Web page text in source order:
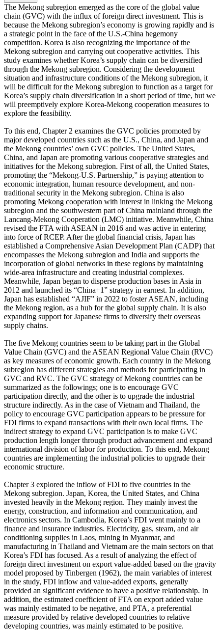
The Mekong subregion emerged as the core of the global value
chain (GVC) with the influx of foreign direct investment. This is
because the Mekong subregion’s economy is growing rapidly and is
a strategic point in the face of the U.S.-China hegemony
competition. Korea is also recognizing the importance of the
Mekong subregion and carrying out cooperative activities. This
study examines whether Korea’s supply chain can be diversified
through the Mekong subregion. Considering the development
situation and infrastructure conditions of the Mekong subregion, it
will be difficult for the Mekong subregion to function as a target for
Korea’s supply chain diversification in a short period of time, but we
will preemptively explore Korea-Mekong cooperation measures to
explore the feasibility.
To this end, Chapter 2 examines the GVC policies promoted by
major developed countries such as the U.S., China, and Japan and
the Mekong countries’ own GVC policies. The United States,
China, and Japan are promoting various cooperative strategies and
initiatives for the Mekong subregion. First of all, the United States,
promoting the “Mekong-U.S. Partnership,” is paying attention to
economic integration, human resource development, and non-
traditional security in the Mekong subregion. China is also
promoting Mekong cooperation with interest in linking the Mekong
subregion and the southwestern part of China mainland through the
Lancang-Mekong Cooperation (LMC) initiative. Meanwhile, China
revised the FTA with ASEAN in 2016 and was active in entering
into force of RCEP. After the global financial crisis, Japan has
established a Comprehensive Asian Development Plan (CADP) that
encompasses the Mekong subregion and India and supports the
incorporation of global networks in these regions by maintaining
wide-area infrastructure and creating industrial complexes.
Meanwhile, Japan began to disperse production bases in Asia in
2012 and launched its “China+1” strategy in earnest. In addition,
Japan has established “AJIF” in 2022 to foster ASEAN, including
the Mekong region, as a hub for the global supply chain. It is also
expanding support for Japanese firms to diversify their overseas
supply chains.
The five Mekong countries seem to be taking part in the Global
Value Chain (GVC) and the ASEAN Regional Value Chain (RVC)
as key measures of economic growth. Each country in the Mekong
subregion has different strategies and methods for participating in
GVC and RVC. The GVC strategy of Mekong countries can be
summarized as the followings; one is to encourage GVC
participation directly, and the other is to upgrade the industrial
structure indirectly. As in the case of Vietnam and Thailand, the
policy to encourage GVC participation appears to be pressure for
FDI firms to expand transactions with their own local firms. The
indirect strategy to expand GVC participation is to make GVC
production length longer through product advancement and expand
international division of labor for production. To this end, Mekong
countries are implementing the industrial policies to upgrade their
economic structure.
Chapter 3 explored the inflow of FDI to five countries in the
Mekong subregion. Japan, Korea, the United States, and China
invested heavily in the Mekong region. They mainly invest the
energy, construction, and information and communication, and
electronics sectors. In Cambodia, Korea’s FDI went mainly to a
finance and insurance industries. Electricity, gas, steam, and air
conditioning supplies in Laos, mining in Myanmar, and
manufacturing in Thailand and Vietnam are the main sectors on that
Korea’s FDI has focused. As a result of analyzing the effect of
foreign direct investment on export value-added based on the gravity
model proposed by Tinbergen (1962), the main variables of interest
in the study, FDI inflow and value-added exports, generally
provided an significant evidence to have a positive relationship. In
addition, the estimated coefficient of FTA on export added value
was mainly estimated to be negative, and PTA, a preferential
measure provided by relative developed countries to relative
developing countries, was mainly estimated to be positive.